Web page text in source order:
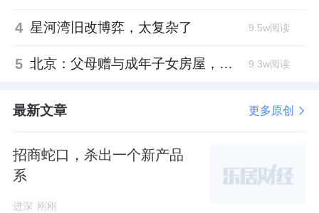
4 星河湾旧改博弈，太复杂了 9.5w阅读
5 北京：父母赠与成年子女房屋，不再核验子女的购房资格 9.3w阅读
最新文章 更多原创
招商蛇口，杀出一个新产品
系
进深 刚刚